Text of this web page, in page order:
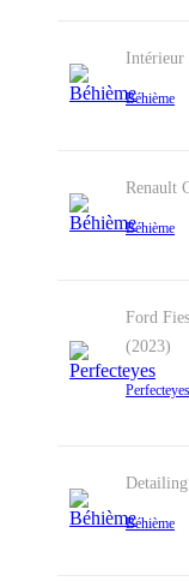
Intérieur
Béhième
Renault
Béhième
Ford
(2023)
Perfecteyes
Béhième